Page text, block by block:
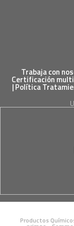
Trabaja con
Certificación
|Política
Productos